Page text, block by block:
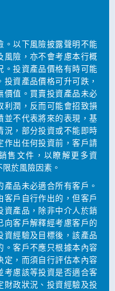
。以下風險披露聲明不能
風險，亦不會考慮本行概
。投資產品價格有時可能
投資產品價格可升可跌，
價值。買賣投資產品未必
利潤，反而可能會招致損
並不代表將來的表現，基
況，部分投資或不能即時
作出任何投資前，客戶請
售文件，以瞭解更多資
於風險因素。
產品未必適合所有客戶。
客戶自行作出的，但客戶
資產品，除非中介人於銷
向客戶解釋經考慮客戶的
資經驗及目標後，該產品
。客戶不應只根據本內容
定，而須自行評估本內容
考慮該等投資是否適合客
財政狀況、投資經驗及投